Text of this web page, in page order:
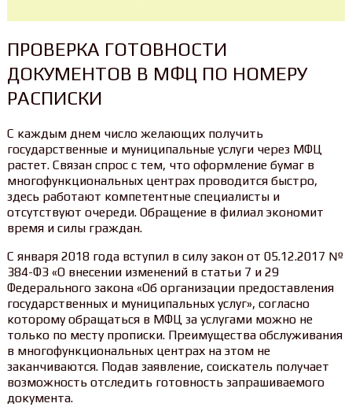
ПРОВЕРКА ГОТОВНОСТИ
ДОКУМЕНТОВ В МФЦ ПО НОМЕРУ
РАСПИСКИ
С каждым днем число желающих получить
государственные и муниципальные услуги через МФЦ
растет. Связан спрос с тем, что оформление бумаг в
многофункциональных центрах проводится быстро,
здесь работают компетентные специалисты и
отсутствуют очереди. Обращение в филиал экономит
время и силы граждан.
С января 2018 года вступил в силу закон от 05.12.2017 №
384-ФЗ «О внесении изменений в статьи 7 и 29
Федерального закона «Об организации предоставления
государственных и муниципальных услуг», согласно
которому обращаться в МФЦ за услугами можно не
только по месту прописки. Преимущества обслуживания
в многофункциональных центрах на этом не
заканчиваются. Подав заявление, соискатель получает
возможность отследить готовность запрашиваемого
документа.